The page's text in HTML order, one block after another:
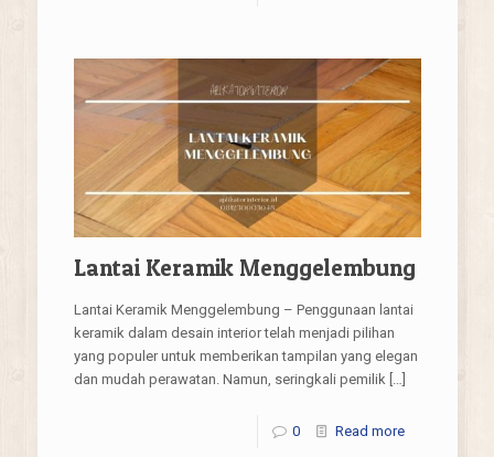
Lantai Keramik Menggelembung
Lantai Keramik Menggelembung – Penggunaan lantai
keramik dalam desain interior telah menjadi pilihan
yang populer untuk memberikan tampilan yang elegan
dan mudah perawatan. Namun, seringkali pemilik[…]
0 Read more